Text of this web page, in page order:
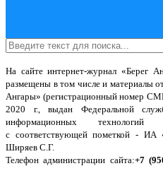
На сайте интернет-журнал«Берег
размещены в том числеи материалы
Ангары» (регистрационный номер
2020 г., выдан Федеральной
информационных
с соответствующей пометкой - ИА
Ширяев С.Г.
Телефон администрации сайта:+7